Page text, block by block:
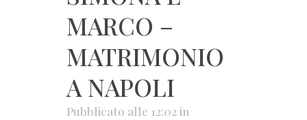
MARCO –
MATRIMONIO
A NAPOLI
Pubblicato alle 12:02in